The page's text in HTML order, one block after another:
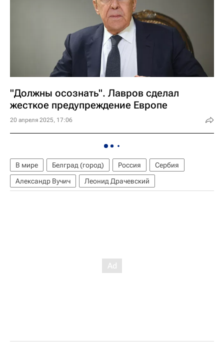
"Должны осознать". Лавров сделал
жесткое предупреждение Европе
20 апреля 2025, 17:06
В мире Белград (город) Россия
Сербия
Александр Вучич
Леонид Драчевский